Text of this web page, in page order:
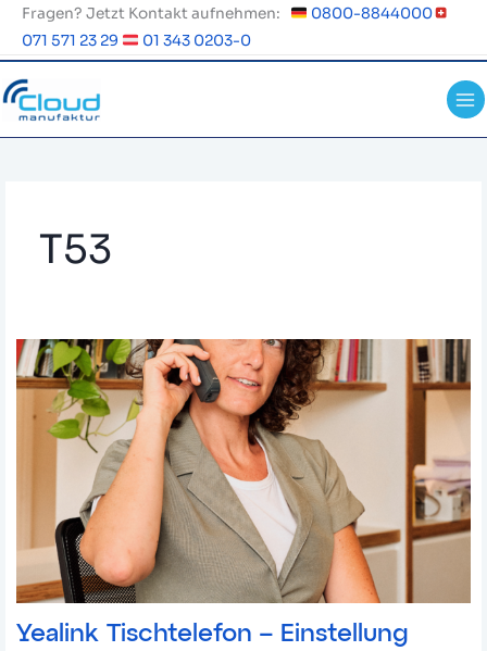
Zum
springen
Fragen? Jetzt Kontakt aufnehmen:
0800-8844000
071 571 23 29
01 343 0203-0
T53
Yealink Tischtelefon – Einstellung
Yealink
Tischtelefon
–
Einstellung